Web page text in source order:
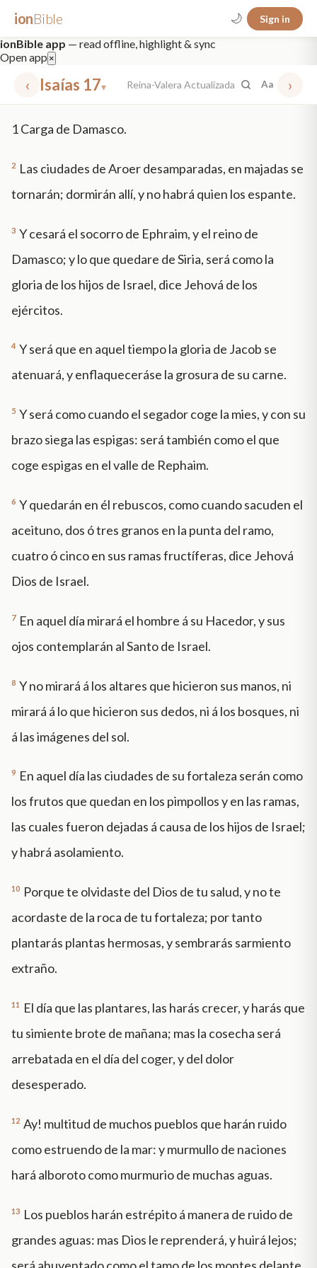
ionBible 🌙 Sign in
ionBible app — read offline, highlight & sync
Open app ×
‹ Isaías 17▾ Reina-Valera Actualizada Aa ›
1Carga de Damasco.
2 Las ciudades de Aroer desamparadas, en majadas se
tornarán; dormirán allí, y no habrá quien los espante.
3 Y cesará el socorro de Ephraim, y el reino de
Damasco; y lo que quedare de Siria, será como la
gloria de los hijos de Israel, dice Jehová de los
ejércitos.
4 Y será que en aquel tiempo la gloria de Jacob se
atenuará, y enflaqueceráse la grosura de su carne.
5 Y será como cuando el segador coge la mies, y con su
brazo siega las espigas: será también como el que
coge espigas en el valle de Rephaim.
6 Y quedarán en él rebuscos, como cuando sacuden el
aceituno, dos ó tres granos en la punta del ramo,
cuatro ó cinco en sus ramas fructíferas, dice Jehová
Dios de Israel.
7 En aquel día mirará el hombre á su Hacedor, y sus
ojos contemplarán al Santo de Israel.
8 Y no mirará á los altares que hicieron sus manos, ni
mirará á lo que hicieron sus dedos, ni á los bosques, ni
á las imágenes del sol.
9 En aquel día las ciudades de su fortaleza serán como
los frutos que quedan en los pimpollos y en las ramas,
las cuales fueron dejadas á causa de los hijos de Israel;
y habrá asolamiento.
10 Porque te olvidaste del Dios de tu salud, y no te
acordaste de la roca de tu fortaleza; por tanto
plantarás plantas hermosas, y sembrarás sarmiento
extraño.
11
El día que las plantares, las harás crecer, y harás que
tu simiente brote de mañana; mas la cosecha será
arrebatada en el día del coger, y del dolor
desesperado.
12 Ay! multitud de muchos pueblos que harán ruido
como estruendo de la mar: y murmullo de naciones
hará alboroto como murmurio de muchas aguas.
13 Los pueblos harán estrépito á manera de ruido de
grandes aguas: mas Dios le reprenderá, y huirá lejos;
será ahuyentado como el tamo de los montes delante